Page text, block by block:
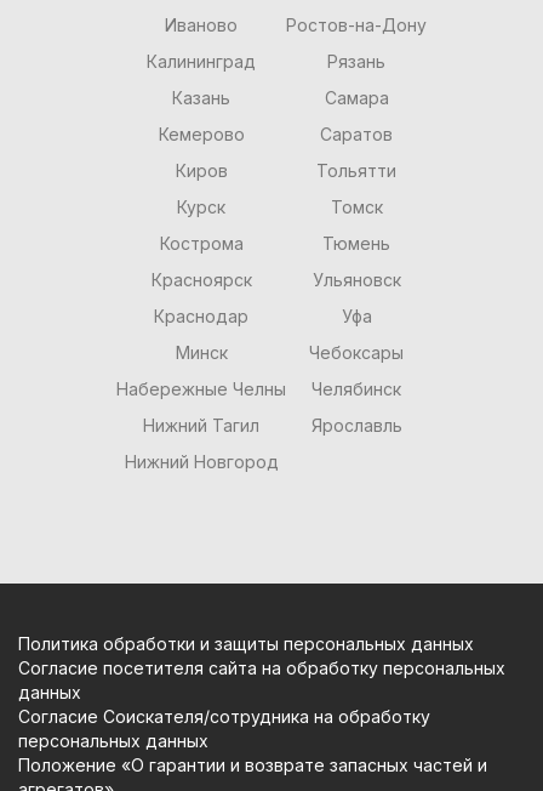
Иваново
Калининград
Казань
Кемерово
Киров
Курск
Кострома
Красноярск
Краснодар
Минск
Набережные Челны
Нижний Тагил
Нижний Новгород
Ростов-на-Дону
Рязань
Самара
Саратов
Тольятти
Томск
Тюмень
Ульяновск
Уфа
Чебоксары
Челябинск
Ярославль
Политика обработки и защиты персональных данных
Согласие посетителя сайта на обработку персональных
данных
Согласие Соискателя/сотрудника на обработку
персональных данных
Положение «О гарантии и возврате запасных частей и